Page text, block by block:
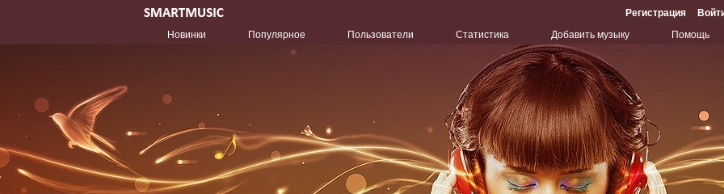
Регистрация
Новинки
Популярное Пользователи Статистика Добавить музыку Помощь